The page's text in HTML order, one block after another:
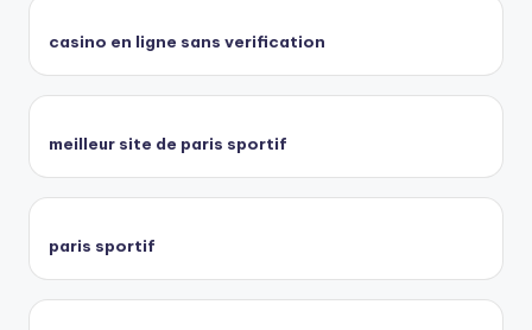
casino en ligne sans verification
meilleur site de paris sportif
paris sportif